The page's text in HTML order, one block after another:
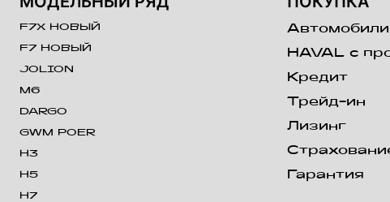
F7X НОВЫЙ
F7 НОВЫЙ
JOLION
M6
DARGO
GWM POER
H3
H5
H7
HAVAL с
Кредит
Трейд-ин
Лизинг
Гарантия